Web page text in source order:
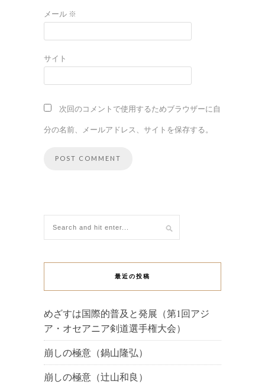
メール ※
サイト
次回のコメントで使用するためブラウザーに自
分の名前、メールアドレス、サイトを保存する。
最近の投稿
めざすは国際的普及と発展（第1回アジ
ア・オセアニア剣道選手権大会）
崩しの極意（鍋山隆弘）
崩しの極意（辻山和良）